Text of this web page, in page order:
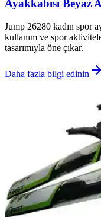
Ayakkabısı Beyaz
Jump 26280 kadın spor
kullanım ve spor
tasarımıyla öne çıkar.
Daha fazla bilgi edinin